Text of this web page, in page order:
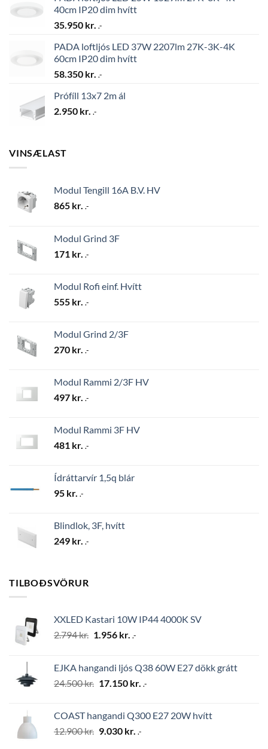
40cm IP20 dim hvítt
35.950 kr. .-
PADA loftljós LED 37W 2207lm 27K-3K-4K
60cm IP20 dim hvítt
58.350 kr. .-
Prófíll 13x7 2m ál
2.950 kr. .-
VINSÆLAST
Modul Tengill 16A B.V. HV
865 kr. .-
Modul Grind 3F
171 kr. .-
Modul Rofi einf. Hvítt
555 kr. .-
Modul Grind 2/3F
270 kr. .-
Modul Rammi 2/3F HV
497 kr. .-
Modul Rammi 3F HV
481 kr. .-
Ídráttarvír 1,5q blár
95 kr. .-
Blindlok, 3F, hvítt
249 kr. .-
TILBOÐSVÖRUR
XXLED Kastari 10W IP44 4000K SV
2.794kr. Original
2.794 kr..
1.956 kr. Current
1.956 kr..
.-
EJKA hangandi ljós Q38 60W E27 dökk grátt
24.500kr. Original
24.500 kr..
17.150 kr. Current
17.150 kr..
.-
COAST hangandi Q300 E27 20W hvítt
12.900kr. Original
9.030 kr. Current
.-